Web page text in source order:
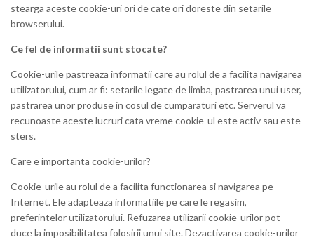
stearga aceste cookie-uri ori de cate ori doreste din setarile
browserului.
Ce fel de informatii sunt stocate?
Cookie-urile pastreaza informatii care au rolul de a facilita navigarea
utilizatorului, cum ar fi: setarile legate de limba, pastrarea unui user,
pastrarea unor produse in cosul de cumparaturi etc. Serverul va
recunoaste aceste lucruri cata vreme cookie-ul este activ sau este
sters.
Care e importanta cookie-urilor?
Cookie-urile au rolul de a facilita functionarea si navigarea pe
Internet. Ele adapteaza informatiile pe care le regasim,
preferintelor utilizatorului. Refuzarea utilizarii cookie-urilor pot
duce la imposibilitatea folosirii unui site. Dezactivarea cookie-urilor